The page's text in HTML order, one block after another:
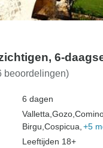
6-
beoordelingen)
6 dagen
Valletta,Gozo,
Birgu,Cospicua, +5
Leeftijden 18+